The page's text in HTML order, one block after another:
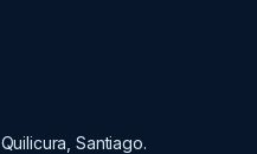
Santiago.